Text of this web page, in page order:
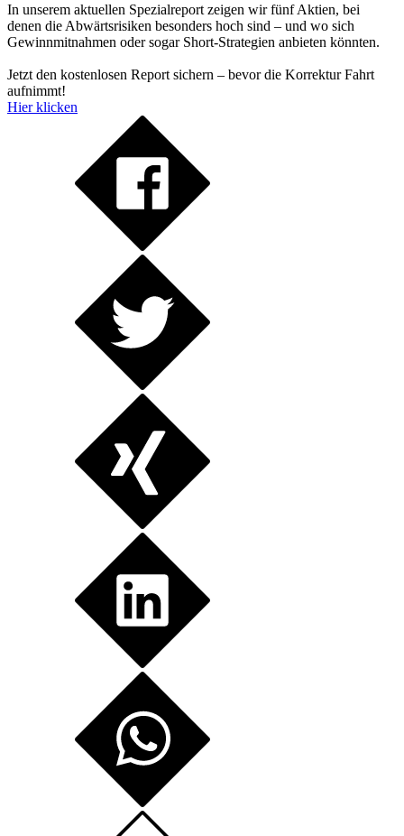
In unserem aktuellen Spezialreport zeigen wir fünf Aktien, bei
denen die Abwärtsrisiken besonders hoch sind – und wo sich
Gewinnmitnahmen oder sogar Short-Strategien anbieten könnten.
Jetzt den kostenlosen Report sichern – bevor die Korrektur Fahrt
aufnimmt!
Hier klicken